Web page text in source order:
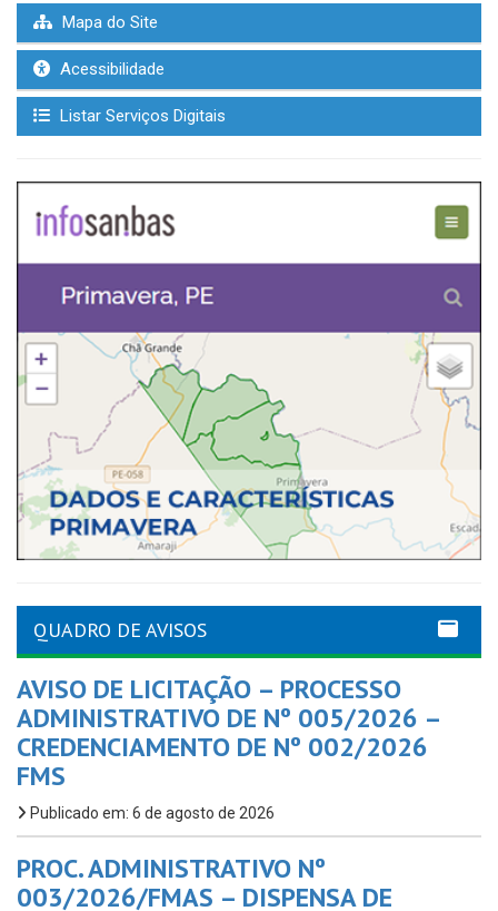
Mapa do Site
Acessibilidade
Listar Serviços Digitais
QUADRO DE AVISOS
AVISO DE LICITAÇÃO – PROCESSO
ADMINISTRATIVO DE Nº 005/2026 –
CREDENCIAMENTO DE Nº 002/2026
FMS
Publicado em: 6 de agosto de 2026
PROC. ADMINISTRATIVO Nº
003/2026/FMAS – DISPENSA DE